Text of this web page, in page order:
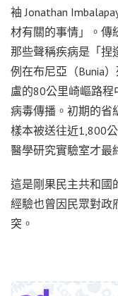
袖 Jonathan
材有關的事情」。傳
那些聲稱疾病是「捏
例在布尼亞（Bunia
盧的80公里崎嶇路
病毒傳播。初期的省
樣本被送往近1,800
醫學研究實驗室才最
這是剛果民主共和國
經驗也曾因民眾對政
突。